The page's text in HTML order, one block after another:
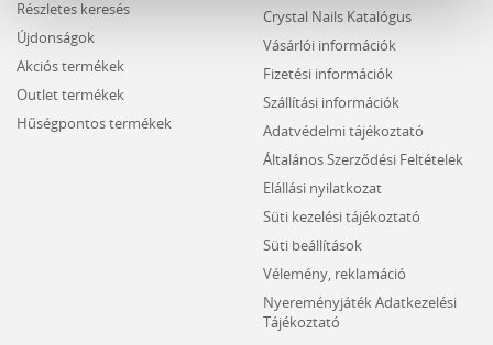
Részletes keresés
Újdonságok
Akciós termékek
Outlet termékek
Hűségpontos termékek
Crystal Nails Katalógus
Vásárlói információk
Fizetési információk
Szállítási információk
Adatvédelmi tájékoztató
Általános Szerződési Feltételek
Elállási nyilatkozat
Süti kezelési tájékoztató
Süti beállítások
Vélemény, reklamáció
Nyereményjáték Adatkezelési
Tájékoztató